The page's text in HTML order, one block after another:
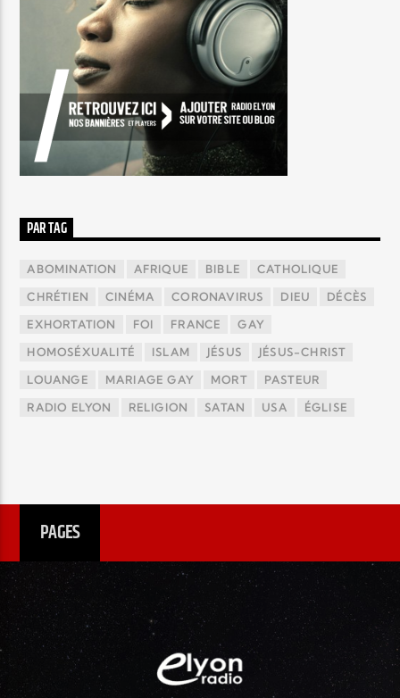
PAR TAG
ABOMINATION AFRIQUE BIBLE CATHOLIQUE
CHRÉTIEN CINÉMA CORONAVIRUS DIEU DÉCÈS
EXHORTATION FOI FRANCE GAY
HOMOSÉXUALITÉ ISLAM JÉSUS JÉSUS-CHRIST
LOUANGE MARIAGE GAY MORT PASTEUR
RADIO ELYON RELIGION SATAN USA ÉGLISE
PAGES